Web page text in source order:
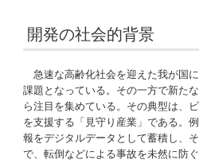
開発の社会的背景
急速な高齢化社会を迎えた我が国
課題となっている。その一方で新た
ら注目を集めている。その典型は、
を支援する「見守り産業」である。
報をデジタルデータとして蓄積し、
で、転倒などによる事故を未然に防